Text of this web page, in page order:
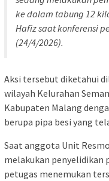
ke dalam tabung 12
Hafiz saat konferensi
(24/4/2026).
Aksi tersebut diketahui
wilayah Kelurahan
Kabupaten Malang
berupa pipa besi yang
Saat anggota Unit
melakukan penyelidikan
petugas menemukan